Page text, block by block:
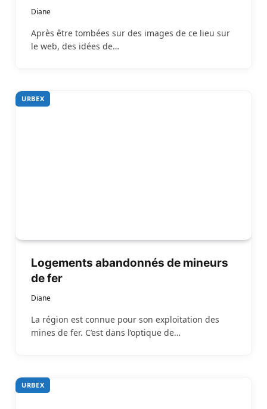
Diane
Après être tombées sur des images de ce lieu sur
le web, des idées de…
URBEX
Logements abandonnés de mineurs
de fer
Diane
La région est connue pour son exploitation des
mines de fer. C’est dans l’optique de…
URBEX